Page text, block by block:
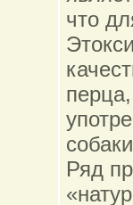
что
Ряд